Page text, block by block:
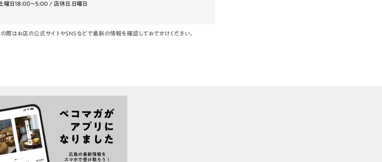
曜日18:00〜5:00 店休日.日曜日
際はお店の公式サイトやSNSなどで最新の情報を確認しておでかけください。